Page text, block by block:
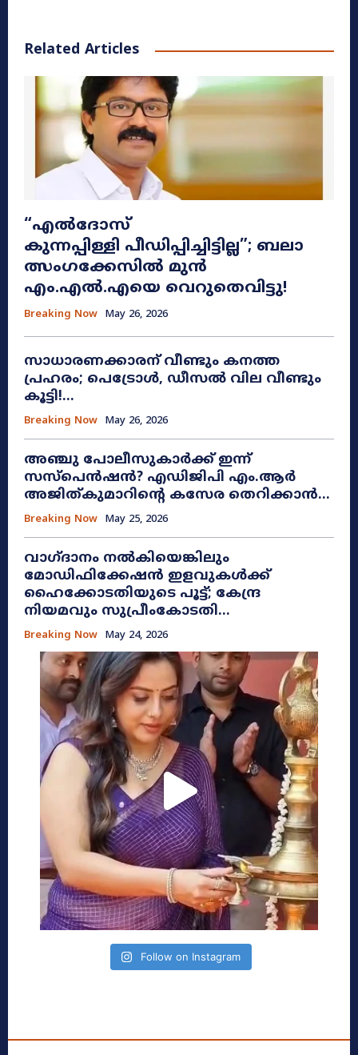
Related Articles
“എൽദോസ്
കുന്നപ്പിള്ളി പീഡിപ്പിച്ചിട്ടില്ല”; ബലാ
ത്സംഗക്കേസിൽ മുൻ
എം.എൽ.എയെ വെറുതെവിട്ടു!
Breaking Now May 26, 2026
സാധാരണക്കാരന് വീണ്ടും കനത്ത
പ്രഹരം; പെട്രോൾ, ഡീസൽ വില വീണ്ടും
കൂട്ടി!...
Breaking Now May 26, 2026
അഞ്ചു പോലീസുകാർക്ക് ഇന്ന്
സസ്‌പെൻഷൻ? എഡിജിപി എം.ആർ
അജിത്കുമാറിൻ്റെ കസേര തെറിക്കാൻ...
Breaking Now May 25, 2026
വാഗ്ദാനം നൽകിയെങ്കിലും
മോഡിഫിക്കേഷൻ ഇളവുകൾക്ക്
ഹൈക്കോടതിയുടെ പൂട്ട്; കേന്ദ്ര
നിയമവും സുപ്രീംകോടതി...
Breaking Now May 24, 2026
Follow on Instagram